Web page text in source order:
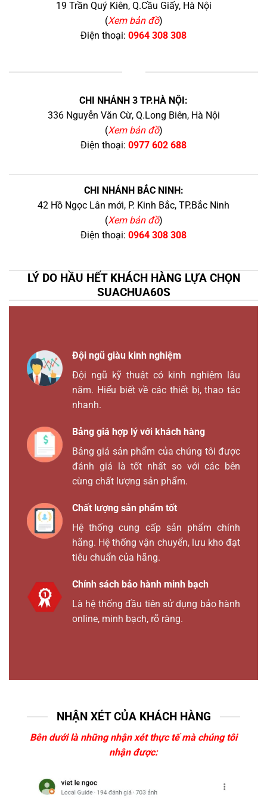
19 Trần Quý Kiên, Q.Cầu Giấy, Hà Nội
(Xem bản đồ)
Điện thoại: 0964 308 308
CHI NHÁNH 3 TP.HÀ NỘI:
336 Nguyễn Văn Cừ, Q.Long Biên, Hà Nội
(Xem bản đồ)
Điện thoại: 0977 602 688
CHI NHÁNH BẮC NINH:
42 Hồ Ngọc Lân mới, P. Kinh Bắc, TP.Bắc Ninh
(Xem bản đồ)
Điện thoại: 0964 308 308
LÝ DO HẦU HẾT KHÁCH HÀNG LỰA CHỌN
SUACHUA60S
Đội ngũ giàu kinh nghiệm
Đội ngũ kỹ thuật có kinh nghiệm lâu
năm. Hiểu biết về các thiết bị, thao tác
nhanh.
Bảng giá hợp lý với khách hàng
Bảng giá sản phẩm của chúng tôi được
đánh giá là tốt nhất so với các bên
cùng chất lượng sản phẩm.
Chất lượng sản phẩm tốt
Hệ thống cung cấp sản phẩm chính
hãng. Hệ thống vận chuyển, lưu kho đạt
tiêu chuẩn của hãng.
Chính sách bảo hành minh bạch
Là hệ thống đầu tiên sử dụng bảo hành
online, minh bạch, rõ ràng.
NHẬN XÉT CỦA KHÁCH HÀNG
Bên dưới là những nhận xét thực tế mà chúng tôi
nhận được: